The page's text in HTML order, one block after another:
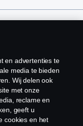
en advertenties te
media te bieden
Wij delen ook
met onze
reclame en
geeft u
cookies en het